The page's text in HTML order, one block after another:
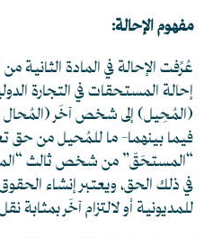
مفهوم الإحالة:
عُرِّفت الإحالة في المادة الثانية
إحالة المستحقات في التجارة
(المُحِيل) إلى شخص آخَر (المُحال
فيما بينهما- ما للمُحيل من حق
“المستحَقّ” من شخص ثالث
في ذلك الحق، ويعتبر إنشاء
للمديونية أو لالتزام آخَر بمثابة